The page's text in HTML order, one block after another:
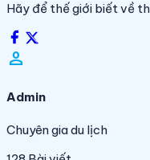
Hãy để thế giới biết về
person_filled
Admin
Chuyên gia du lịch